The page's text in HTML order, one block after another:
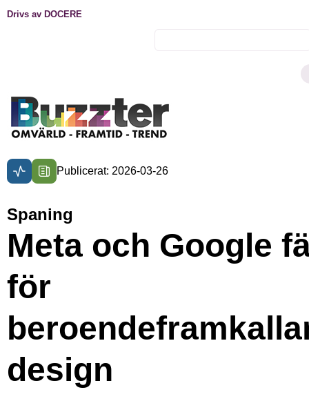
Drivs av DOCERE
Publicerat: 2026-03-26
Spaning
Meta och Google
för
design